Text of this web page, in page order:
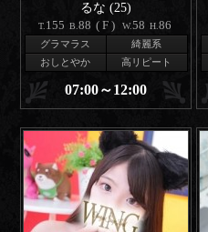
るな (25)
T. 155 B. 88 (F) W.58 H. 86
グラマラス
綺麗系
おしとやか
高リピート
07:00～12:00